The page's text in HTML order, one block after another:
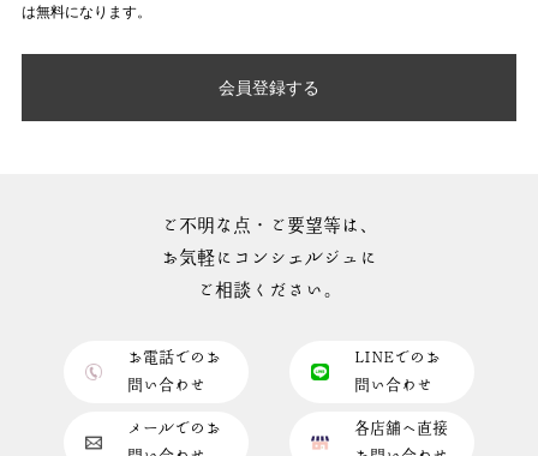
は無料になります。
会員登録する
ご不明な点・ご要望等は、
お気軽にコンシェルジュに
ご相談ください。
お電話でのお
問い合わせ
LINEでのお
問い合わせ
メールでのお
各店舗へ直接